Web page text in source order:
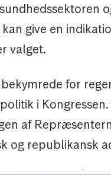
give en
valget.
for
i
af
og republikansk